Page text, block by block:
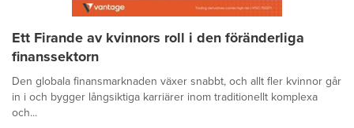
Ett Firande av kvinnors roll i den föränderliga
finanssektorn
Den globala finansmarknaden växer snabbt, och allt fler kvinnor går
in i och bygger långsiktiga karriärer inom traditionellt komplexa
och...